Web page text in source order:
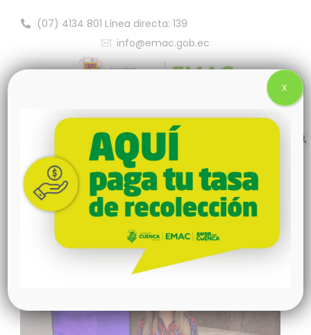
info@emac.gob.ec
(07) 4134 801 Línea directa: 139
MINISTERIO DEL TRABAJO RECONOCE A
EMAC EP POR PROMOVER ESPACIOS
LABORALES LIBRES DE VIOLENCIA
X